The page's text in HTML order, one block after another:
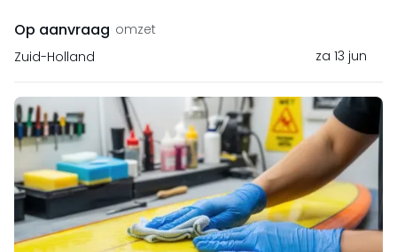
Op aanvraag omzet
Zuid-Holland
za 13 jun